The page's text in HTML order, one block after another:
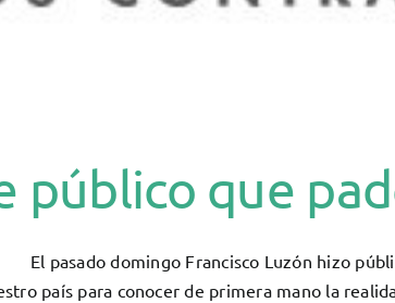
público que
El pasado domingo Francisco Luzón hizo
país para conocer de primera mano la